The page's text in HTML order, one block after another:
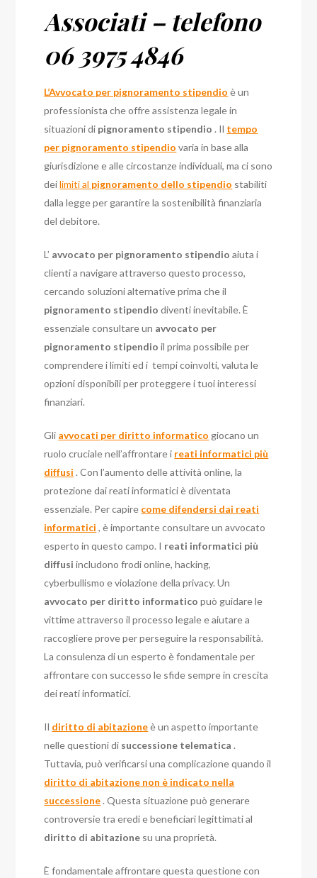
Associati – telefono
06 3975 4846
L’Avvocato per pignoramento stipendio è un
professionista che offre assistenza legale in
situazioni di pignoramento stipendio . Il tempo
per pignoramento stipendio varia in base alla
giurisdizione e alle circostanze individuali, ma ci sono
deilimiti al pignoramento dello stipendio stabiliti
dalla legge per garantire la sostenibilità finanziaria
del debitore.
L’ avvocato per pignoramento stipendio aiuta i
clienti a navigare attraverso questo processo,
cercando soluzioni alternative prima che il
pignoramento stipendio diventi inevitabile. È
essenziale consultare un avvocato per
pignoramento stipendio il prima possibile per
comprendere i limiti ed i tempi coinvolti, valuta le
opzioni disponibili per proteggere i tuoi interessi
finanziari.
Gli avvocati per diritto informatico giocano un
ruolo cruciale nell’affrontare i reati informatici più
diffusi . Con l’aumento delle attività online, la
protezione dai reati informatici è diventata
essenziale. Per capire come difendersi dai reati
informatici , è importante consultare un avvocato
esperto in questo campo. I reati informatici più
diffusi includono frodi online, hacking,
cyberbullismo e violazione della privacy. Un
avvocato per diritto informatico può guidare le
vittime attraverso il processo legale e aiutare a
raccogliere prove per perseguire la responsabilità.
La consulenza di un esperto è fondamentale per
affrontare con successo le sfide sempre in crescita
dei reati informatici.
Il diritto di abitazioneè un aspetto importante
nelle questioni di successione telematica .
Tuttavia, può verificarsi una complicazione quando il
diritto di abitazione non è indicato nella
successione. Questa situazione può generare
controversie tra eredi e beneficiari legittimati al
diritto di abitazione su una proprietà.
È fondamentale affrontare questa questione con